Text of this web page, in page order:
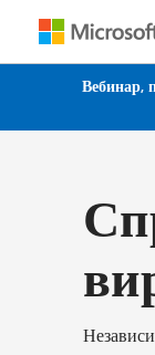
Вебинар,